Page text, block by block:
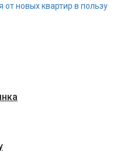
от новых квартир в пользу